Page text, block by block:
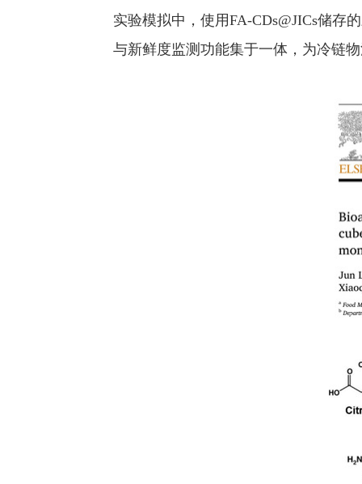
实验模拟中，使用FA-CDs@JICs储存
与新鲜度监测功能集于一体，为冷链